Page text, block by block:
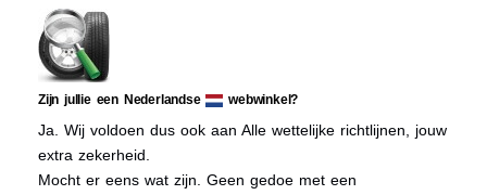
Zijn jullie een Nederlandse webwinkel?
Ja. Wij voldoen dus ook aan Alle wettelijke richtlijnen, jouw
extra zekerheid.
Mocht er eens wat zijn. Geen gedoe met een